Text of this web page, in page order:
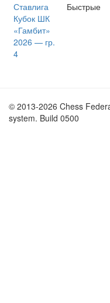
Ставлига
Кубок ШК
«Гамбит»
2026 — гр.
4
Быстрые
© 2013-2026 Chess
system. Build 0500